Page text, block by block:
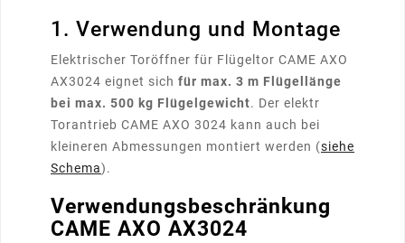
1. Verwendung und Montage
Elektrischer Toröffner für Flügeltor CAME AXO
AX3024 eignet sich für max. 3 m Flügellänge
bei max. 500 kg Flügelgewicht. Der elektr
Torantrieb CAME AXO 3024 kann auch bei
kleineren Abmessungen montiert werden (siehe
Schema).
Verwendungsbeschränkung
CAME AXO AX3024